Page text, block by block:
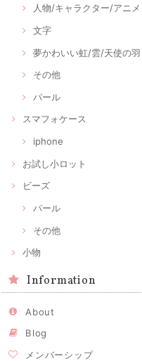
人物/キャラクター/アニメ
文字
夢かわいい虹/雲/天使の羽
その他
パール
スマフォケース
iphone
お試し小ロット
ビーズ
パール
その他
小物
Information
About
Blog
メンバーシップ